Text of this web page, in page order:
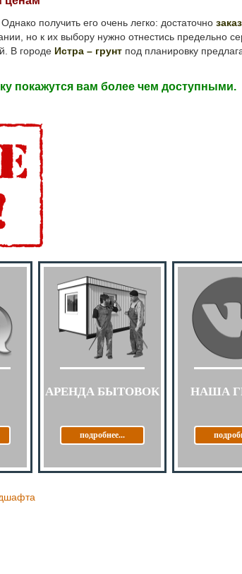
получить его очень легко: достаточно
но к их выбору нужно отнестись предельно
В городе Истра – грунт под планировку
покажутся вам более чем доступными.
АРЕНДА БЫТОВОК
подробнее...
НАША